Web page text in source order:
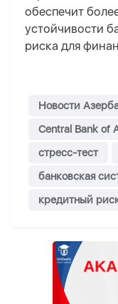
обеспечит
устойчивости
риска для
Новости
Central Bank of
стресс-тест
банковская
кредитный